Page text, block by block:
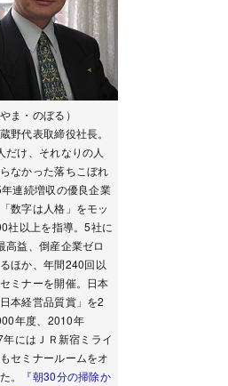
ま・のぼる）
野代表取締役社長。
だけ、それなりの人
なかった落ちこぼれ
連続増収の優良企業
数字は人格」をモッ
社以上を指導。5社に
高益、倒産企業ゼロ
ほか、年間240回以
ミナーを開催。日本
本経営品質賞」を2
年度、2010年
にはＪＲ新宿ミライ
セミナールームをオ
。
『朝30分の掃除か